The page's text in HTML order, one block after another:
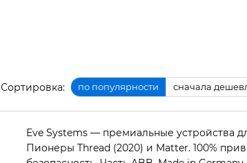
Сортировка: по популярности сначала
Eve Systems — премиальные устройства
Пионеры Thread (2020) и Matter. 100%